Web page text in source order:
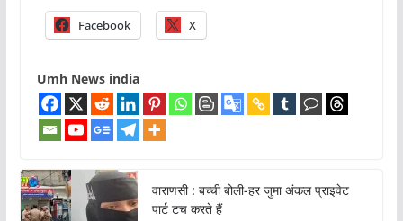
Facebook X
Umh News india
वाराणसी : बच्ची बोली-हर जुमा अंकल प्राइवेट
पार्ट टच करते हैं